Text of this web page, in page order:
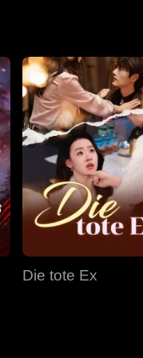
krank war.
Die tote Ex